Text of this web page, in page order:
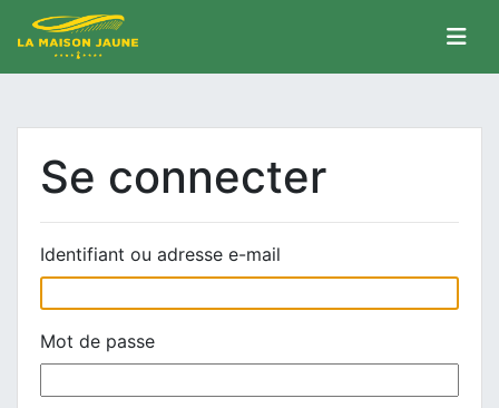
Se connecter
Identifiant ou adresse e-mail
Mot de passe